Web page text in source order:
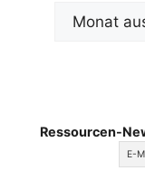
Archiv
Ressourcen-